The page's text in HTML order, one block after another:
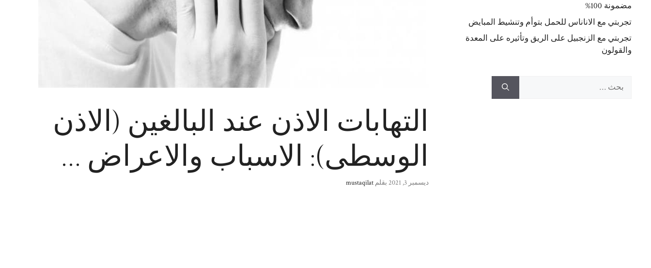
التهابات الاذن عند البالغين (الاذن
الوسطى): الاسباب والاعراض …
ديسمبر 3, 2021 بقلمmustaqilat
مضمونة 100%
تجربتي مع الاناناس للحمل بتوأم وتنشيط المبايض
تجربتي مع الزنجبيل على الريق وتأثيره على المعدة
والقولون
عن: